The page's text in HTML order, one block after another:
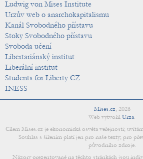
Ludwig von Mises Institute
Urzův web o anarchokapitalismu
Kanál Svobodného přístavu
Stoky Svobodného přístavu
Svoboda učení
Libertariánský institut
Liberální institut
Students for Liberty CZ
INESS
Mises.cz, 2026
Web vytvořil Urza.
Cílem Mises.cz je ekonomická osvěta veřejnosti;
Souhlas s šířením platí jen pro naše texty; pro
původního zdroje.
Názory prezentované na těchto stránkách jsou